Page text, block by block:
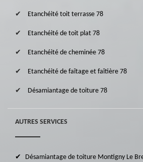
Etanchéité toit terrasse 78
Etanchéité de toit plat 78
Etanchéité de cheminée 78
Etanchéité de faîtage et faîtière 78
Désamiantage de toiture 78
AUTRES SERVICES
Désamiantage de toiture Montigny Le